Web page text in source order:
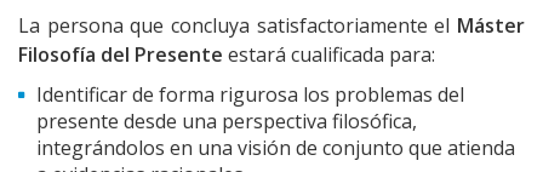
La persona que concluya satisfactoriamente el Máster
Filosofía del Presente estará cualificada para:
Identificar de forma rigurosa los problemas del
presente desde una perspectiva filosófica,
integrándolos en una visión de conjunto que atienda